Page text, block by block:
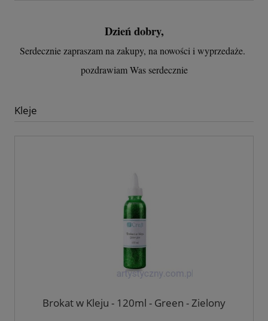
Dzień dobry,
Serdecznie zapraszam na zakupy, na nowości i wyprzedaże.
pozdrawiam Was serdecznie
Kleje
Brokat w Kleju - 120ml - Green - Zielony